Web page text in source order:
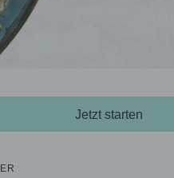
Jetzt starten